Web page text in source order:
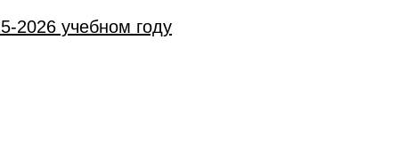
2026 учебном году